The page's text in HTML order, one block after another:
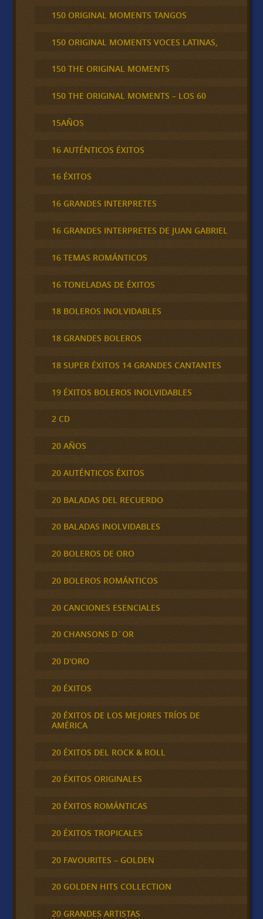
150 ORIGINAL MOMENTS TANGOS
150 ORIGINAL MOMENTS VOCES LATINAS,
150 THE ORIGINAL MOMENTS
150 THE ORIGINAL MOMENTS – LOS 60
15AÑOS
16 AUTÉNTICOS ÉXITOS
16 ÉXITOS
16 GRANDES INTERPRETES
16 GRANDES INTERPRETES DE JUAN GABRIEL
16 TEMAS ROMÁNTICOS
16 TONELADAS DE ÉXITOS
18 BOLEROS INOLVIDABLES
18 GRANDES BOLEROS
18 SUPER ÉXITOS 14 GRANDES CANTANTES
19 ÉXITOS BOLEROS INOLVIDABLES
2 CD
20 AÑOS
20 AUTÉNTICOS ÉXITOS
20 BALADAS DEL RECUERDO
20 BALADAS INOLVIDABLES
20 BOLEROS DE ORO
20 BOLEROS ROMÁNTICOS
20 CANCIONES ESENCIALES
20 CHANSONS D´OR
20 D'ORO
20 ÉXITOS
20 ÉXITOS DE LOS MEJORES TRÍOS DE
AMÉRICA
20 ÉXITOS DEL ROCK & ROLL
20 ÉXITOS ORIGINALES
20 ÉXITOS ROMÁNTICAS
20 ÉXITOS TROPICALES
20 FAVOURITES – GOLDEN
20 GOLDEN HITS COLLECTION
20 GRANDES ARTISTAS